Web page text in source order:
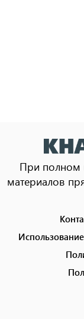
При полном
материалов
menu